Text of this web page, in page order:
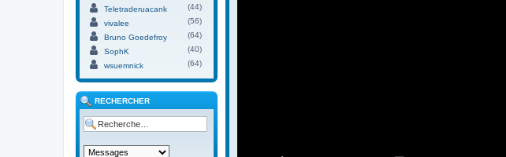
Teletraderuacank
(44)
vivalee
(56)
Bruno Goedefroy
(64)
SophK
(40)
wsuemnick
(64)
RECHERCHER